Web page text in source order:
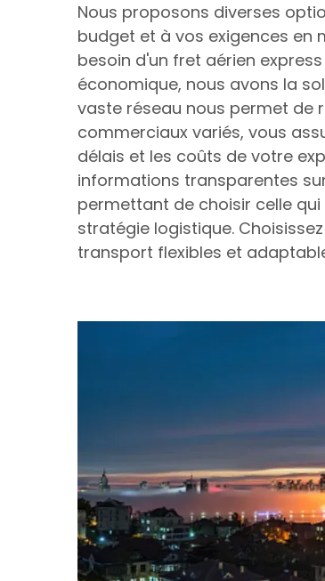
Nous proposons diverses
budget et à vos exigences en
besoin d'un fret aérien
économique, nous avons la
vaste réseau nous permet de
commerciaux variés, vous
délais et les coûts de votre
informations transparentes
permettant de choisir celle
stratégie logistique.
transport flexibles et